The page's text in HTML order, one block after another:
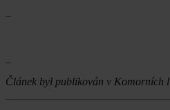
Článek byl publikován v Komorních